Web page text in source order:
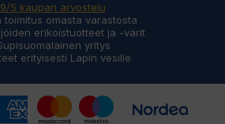
5 kaupan arvostelu
toimitus omasta varastosta
erikoistuotteet ja -värit
yritys
erityisesti Lapin vesille